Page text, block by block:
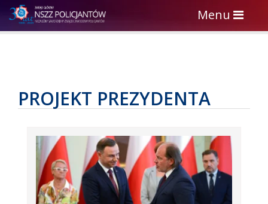
Toggle
navigation
Menu
PROJEKT PREZYDENTA